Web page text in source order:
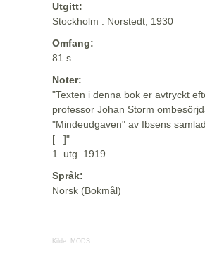
Utgitt:
Stockholm : Norstedt, 1930
Omfang:
81 s.
Noter:
"Texten i denna bok er avtryckt
professor Johan Storm
"Mindeudgaven" av Ibsens
[...]"
1. utg. 1919
Språk:
Norsk (Bokmål)
Kilde: MODS